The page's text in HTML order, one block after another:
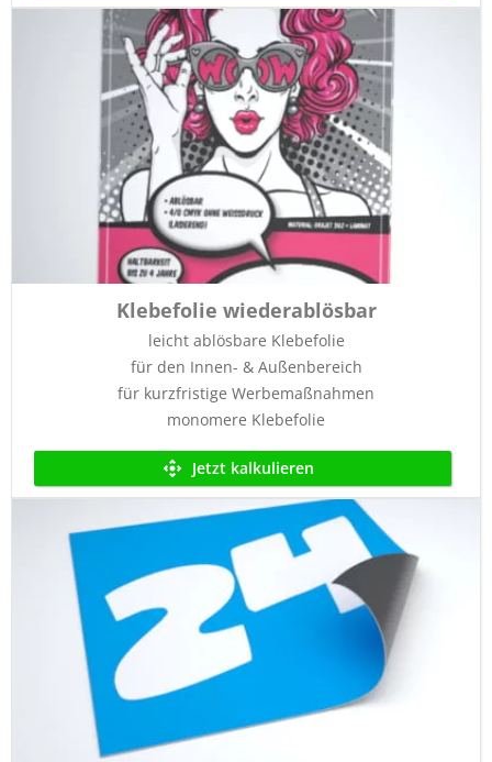
Klebefolie wiederablösbar
leicht ablösbare Klebefolie
für den Innen- & Außenbereich
für kurzfristige Werbemaßnahmen
monomere Klebefolie
Jetzt kalkulieren